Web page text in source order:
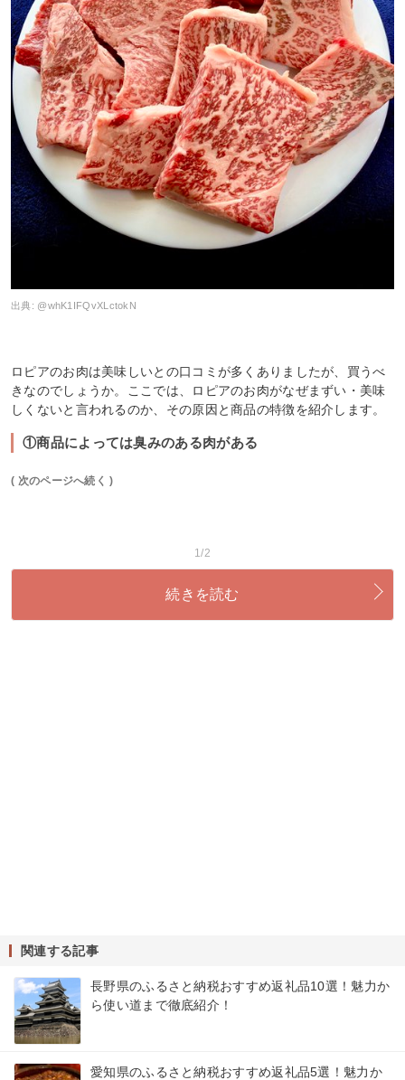
出典: @whK1IFQvXLctokN
ロピアのお肉は美味しいとの口コミが多くありましたが、買うべ
きなのでしょうか。ここでは、ロピアのお肉がなぜまずい・美味
しくないと言われるのか、その原因と商品の特徴を紹介します。
①商品によっては臭みのある肉がある
( 次のページへ続く )
1/2
続きを読む
関連する記事
長野県のふるさと納税おすすめ返礼品10選！魅力か
ら使い道まで徹底紹介！
愛知県のふるさと納税おすすめ返礼品5選！魅力か